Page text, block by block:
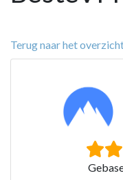
Terug naar het